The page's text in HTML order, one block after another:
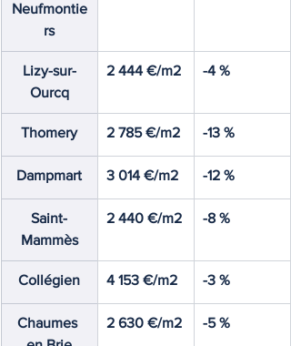
Neufmontie
rs
Lizy-sur-
Ourcq
2 444 €/m2 -4 %
Thomery 2 785 €/m2 -13 %
Dampmart 3 014 €/m2 -12 %
Saint-
Mammès
2 440 €/m2 -8 %
Collégien 4 153 €/m2 -3 %
Chaumes
2 630 €/m2 -5 %